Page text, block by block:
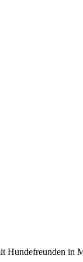
Hundefreunden in